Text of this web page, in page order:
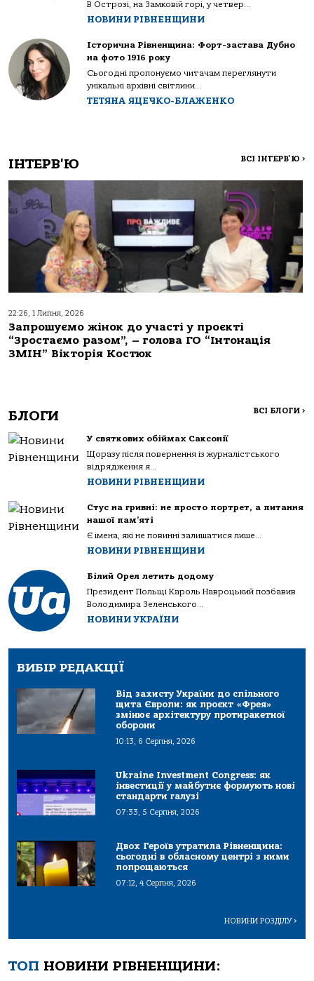
В Острозі, на Замковій горі, у четвер...
НОВИНИ РІВНЕНЩИНИ
Історична Рівненщина: Форт-застава Дубно
на фото 1916 року
Сьогодні пропонуємо читачам переглянути
унікальні архівні світлини...
ТЕТЯНА ЯЦЕЧКО-БЛАЖЕНКО
ІНТЕРВ'Ю ВСІ ІНТЕРВ'Ю >
22:26, 1 Липня, 2026
Запрошуємо жінок до участі у проєкті
“Зростаємо разом”, – голова ГО “Інтонація
ЗМІН” Вікторія Костюк
БЛОГИ ВСІ БЛОГИ >
У святкових обіймах Саксонії
Щоразу після повернення із журналістського
відрядження я...
НОВИНИ РІВНЕНЩИНИ
Стус на гривні: не просто портрет, а питання
нашої пам’яті
Є імена, які не повинні залишатися лише...
НОВИНИ РІВНЕНЩИНИ
Білий Орел летить додому
Президент Польщі Кароль Навроцький позбавив
Володимира Зеленського...
НОВИНИ УКРАЇНИ
ВИБІР РЕДАКЦІЇ
Від захисту України до спільного
щита Європи: як проєкт «Фрея»
змінює архітектуру протиракетної
оборони
10:13, 6 Серпня, 2026
Ukraine Investment Congress: як
інвестиції у майбутнє формують нові
стандарти галузі
07:33, 5 Серпня, 2026
Двох Героїв утратила Рівненщина:
сьогодні в обласному центрі з ними
попрощаються
07:12, 4 Серпня, 2026
НОВИНИ РОЗДІЛУ>
ТОП НОВИНИ РІВНЕНЩИНИ: